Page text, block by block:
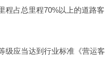
占总里程70%以上的道路客
应当达到行业标准《营运客